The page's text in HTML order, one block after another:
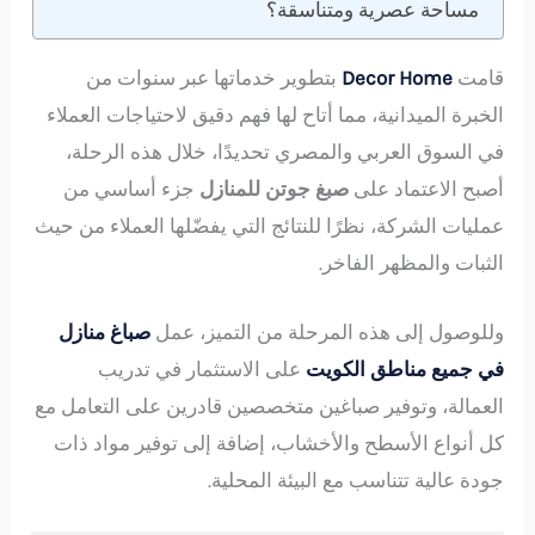
مساحة عصرية ومتناسقة؟
قامتDecor Home بتطوير خدماتها عبر سنوات من
الخبرة الميدانية، مما أتاح لها فهم دقيق لاحتياجات العملاء
في السوق العربي والمصري تحديدًا، خلال هذه الرحلة،
أصبح الاعتماد علىصبغ جوتن للمنازل جزء أساسي من
عمليات الشركة، نظرًا للنتائج التي يفضّلها العملاء من حيث
الثبات والمظهر الفاخر.
وللوصول إلى هذه المرحلة من التميز، عملصباغ منازل
في جميع مناطق الكويت على الاستثمار في تدريب
العمالة، وتوفير صباغين متخصصين قادرين على التعامل مع
كل أنواع الأسطح والأخشاب، إضافة إلى توفير مواد ذات
جودة عالية تتناسب مع البيئة المحلية.